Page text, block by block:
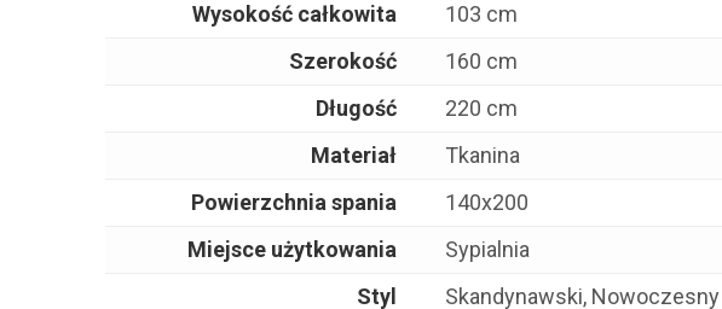
Wysokość całkowita
103 cm
Szerokość
160 cm
Długość
220 cm
Materiał
Tkanina
Powierzchnia spania
140x200
Miejsce użytkowania
Sypialnia
Styl
Skandynawski, Nowoczesny